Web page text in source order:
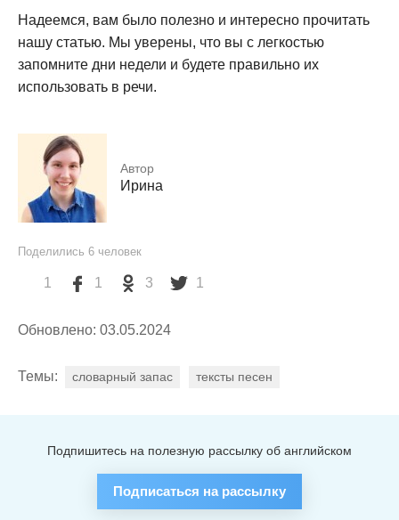
Надеемся, вам было полезно и интересно прочитать
нашу статью. Мы уверены, что вы с легкостью
запомните дни недели и будете правильно их
использовать в речи.
Автор
Ирина
Поделились 6 человек
1 1 3 1
Обновлено: 03.05.2024
Темы: словарный запас тексты песен
Подпишитесь на полезную рассылку об английском
Подписаться на рассылку